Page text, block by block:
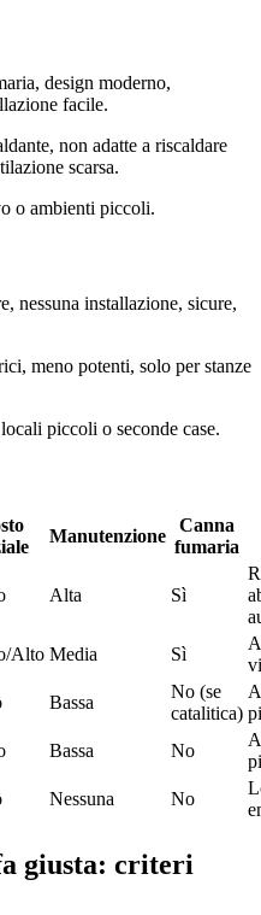
design moderno,
facile.
non adatte a riscaldare
scarsa.
o ambienti piccoli.
nessuna installazione, sicure,
meno potenti, solo per stanze
piccoli o seconde case.
Manutenzione
Canna
fumaria
Alta Sì
Alto Media Sì
Bassa
No (se
catalitica)
Bassa No
Nessuna No
giusta: criteri